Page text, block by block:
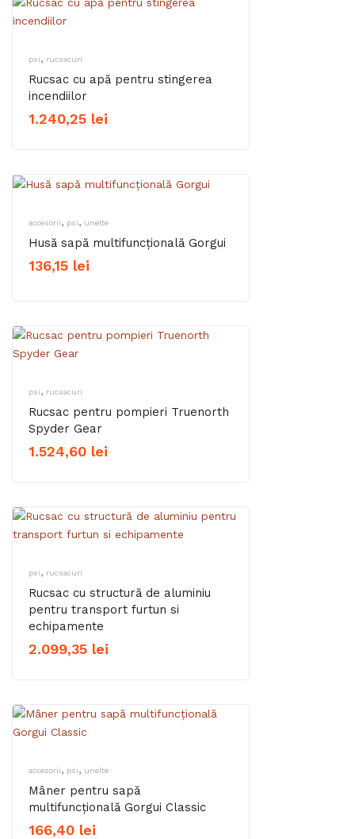
psi, rucsacuri
Rucsac cu apă pentru stingerea
incendiilor
1.240,25 lei
accesorii, psi, unelte
Husă sapă multifuncțională Gorgui
136,15 lei
psi, rucsacuri
Rucsac pentru pompieri Truenorth
Spyder Gear
1.524,60 lei
psi, rucsacuri
Rucsac cu structură de aluminiu
pentru transport furtun si
echipamente
2.099,35 lei
accesorii, psi, unelte
Mâner pentru sapă
multifuncțională Gorgui Classic
166,40 lei